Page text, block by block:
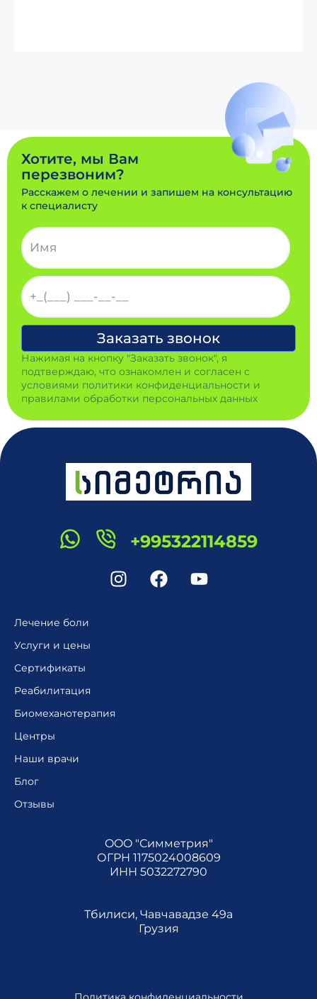
Хотите, мы Вам
перезвоним?
Расскажем о лечении и запишем на консультацию
к специалисту
Нажимая на кнопку "Заказать звонок", я
подтверждаю, что ознакомлен и согласен с
условиями политики конфиденциальности и
правилами обработки персональных данных
+995322114859
Лечение боли
Услуги и цены
Сертификаты
Реабилитация
Биомеханотерапия
Центры
Наши врачи
Блог
Отзывы
OOO "Симметрия"
ОГРН 1175024008609
ИНН 5032272790
Тбилиси, Чавчавадзе 49а
Грузия